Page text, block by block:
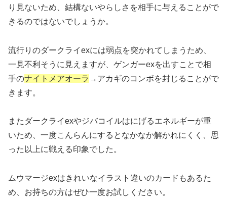
り見ないため、結構ないやらしさを相手に与えることがで
きるのではないでしょうか。
流行りのダークライexには弱点を突かれてしまうため、
一見不利そうに見えますが、ゲンガーexを出すことで相
手のナイトメアオーラ →アカギのコンボを封じることがで
きます。
またダークライexやジバコイルはにげるエネルギーが重
いため、一度こんらんにするとなかなか解かれにくく、思
った以上に戦える印象でした。
ムウマージexはきれいなイラスト違いのカードもあるた
め、お持ちの方はぜひ一度お試しください。